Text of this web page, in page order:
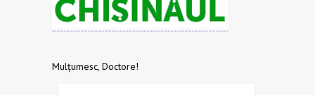
Mulțumesc, Doctore!